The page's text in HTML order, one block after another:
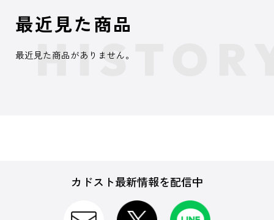
最近見た商品
最近見た商品がありません。
カドスト最新情報を配信中